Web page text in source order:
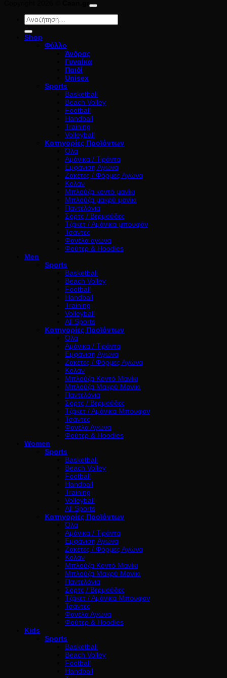
Αναζήτηση
για:
Shop
Φύλλο
Άνδρας
Γυναίκα
Παιδί
Unisex
Sports
Basketball
Beach Volley
Football
Handball
Training
Volleyball
Κατηγορίες Προϊόντων
Όλα
Αμάνικα / Τιράντα
Εμφάνιση Αγώνα
Ζακέτες / Φόρμες Αγώνα
Κολάν
Μπλούζα κοντό μανίκι
Μπλούζα μακρύ μανίκι
Παντελόνια
Σορτς / Βερμούδες
Τζάκετ / Αμάνικα μπουφάν
Τσάντες
Φανέλα αγώνα
Φούτερ & Hoodies
Men
Sports
Basketball
Beach Volley
Football
Handball
Training
Volleyball
All Sports
Κατηγορίες Προϊόντων
Όλα
Αμάνικα / Τιράντα
Εμφάνιση Αγώνα
Ζακέτες / Φόρμες Αγώνα
Κολάν
Μπλούζα Κοντό Μανίκι
Μπλούζα Μακρύ Μανίκι
Παντελόνια
Σορτς / Βερμούδες
Τζάκετ / Αμάνικα Μπουφαν
Τσάντες
Φανέλα Αγώνα
Φούτερ & Hoodies
Women
Sports
Basketball
Beach Volley
Football
Handball
Training
Volleyball
All Sports
Κατηγορίες Προϊόντων
Όλα
Αμάνικα / Τιράντα
Εμφάνιση Αγώνα
Ζακέτες / Φόρμες Αγώνα
Κολάν
Μπλούζα Κοντό Μανίκι
Μπλούζα Μακρύ Μανίκι
Παντελόνια
Σορτς / Βερμούδες
Τζάκετ / Αμάνικα Μπουφαν
Τσάντες
Φανέλα Αγώνα
Φούτερ & Hoodies
Kids
Sports
Basketball
Beach Volley
Football
Handball